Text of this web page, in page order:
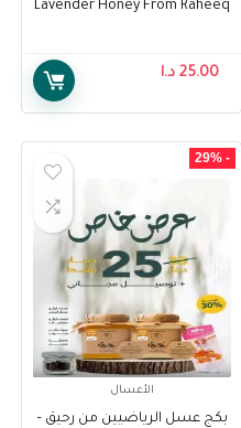
Lavender Honey From Raheeq
25.00 د.ا
- 29%
الأعسال
بكج عسل الرياضيين من رحيق –